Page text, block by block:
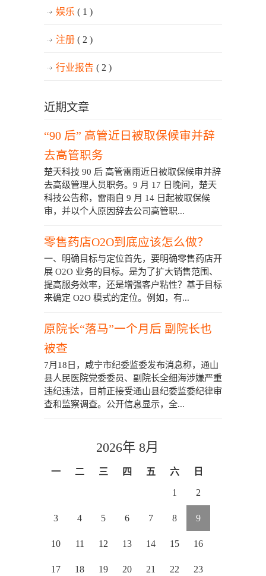
娱乐 ( 1 )
注册 ( 2 )
行业报告 ( 2 )
近期文章
“90 后” 高管近日被取保候审并辞
去高管职务
楚天科技 90 后 高管雷雨近日被取保候审并辞
去高级管理人员职务。9 月 17 日晚间，楚天
科技公告称，雷雨自 9 月 14 日起被取保候
审，并以个人原因辞去公司高管职...
零售药店O2O到底应该怎么做？
一、明确目标与定位首先，要明确零售药店开
展 O2O 业务的目标。是为了扩大销售范围、
提高服务效率，还是增强客户粘性？基于目标
来确定 O2O 模式的定位。例如，有...
原院长“落马”一个月后 副院长也
被查
7月18日，咸宁市纪委监委发布消息称，通山
县人民医院党委委员、副院长全细海涉嫌严重
违纪违法，目前正接受通山县纪委监委纪律审
查和监察调查。公开信息显示，全...
2026年 8月
一 二 三 四 五 六 日
1 2
3 4 5 6 7 8 9
10 11 12 13 14 15 16
17 18 19 20 21 22 23